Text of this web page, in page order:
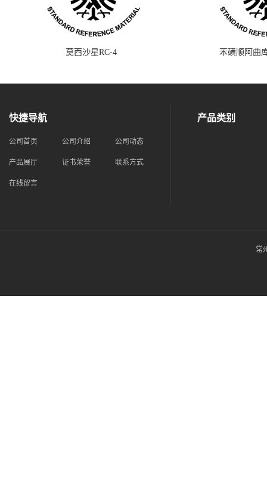
莫西沙星RC-4 苯磺顺阿曲
快捷导航
公司首页 公司介绍 公司动态
产品展厅 证书荣誉 联系方式
在线留言
产品类别
常